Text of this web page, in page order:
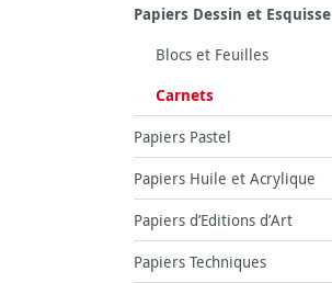
Papiers Dessin et Esquisse
Blocs et Feuilles
Carnets
Papiers Pastel
Papiers Huile et Acrylique
Papiers d’Editions d’Art
Papiers Techniques